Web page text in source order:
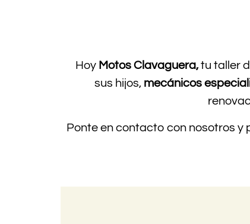
Hoy Motos Clavaguera,tu taller
sus hijos, mecánicos
Ponte en contacto con nosotros y